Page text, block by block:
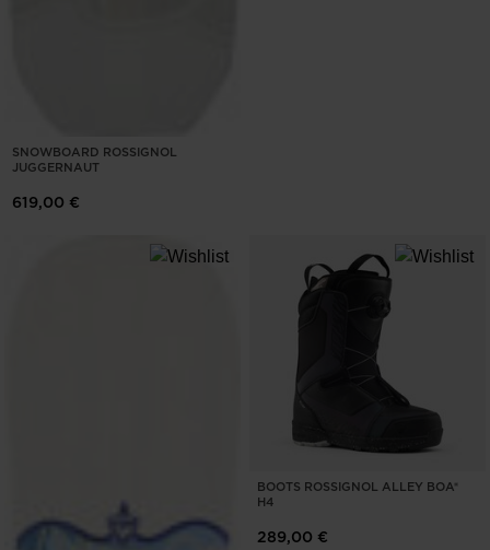
SNOWBOARD ROSSIGNOL
JUGGERNAUT
619,00 €
BOOTS ROSSIGNOL ALLEY BOA®
H4
289,00 €